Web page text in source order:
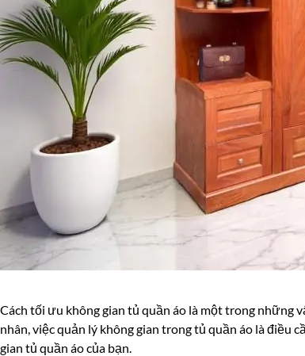
Cách tối ưu không gian tủ quần áo là một trong những
nhân, việc quản lý không gian trong tủ quần áo là điều
gian tủ quần áo của bạn.